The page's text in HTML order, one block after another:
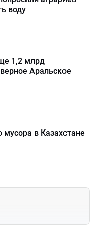
воду
1,2 млрд
Аральское
в Казахстане